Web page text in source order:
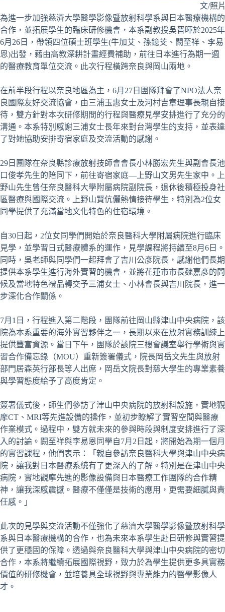
文/照
為進一步加強慈濟大學醫學影像暨放射科學系與日本醫療機構的
合作，並拓展學生的臨床研修機會，本系副教授吳晋暉於2025年
6月26日，帶領四位碩士班學生(牛加艾、孫鐿芠、闕至祥、李易
恩)出發，藉由高教深耕計畫經費補助，前往日本進行為期一週
的醫療教育單位交流。此次行程橫跨奈良與岡山兩地。
在前半段行程以奈良地區為主，6月27日團隊拜會了NPO法人奈
良國際友好交流協會，由三浦玉惠女士及河村吉章理事長親自接
待，雙方針對本次研修期間的行程與醫療見學安排進行了充分的
溝通。本系特別感謝三浦女士長年來對台灣學生的支持，並表達
了對她協助安排寄宿家庭及交流活動的感謝。
29日團隊在奈良縣診療放射技師會會長小林勝宏先生與副會長池
口俊孝先生的陪同下，前往寄宿家庭—上野山文男先生家中。上
野山先生曾任奈良醫科大學附屬病院副院長，退休後積極投身社
區醫療與國際交流。上野山賢伉儷熱情接待學生，特別為2位女
同學提供了充滿當地文化特色的住宿環境。
自30日起，2位女同學們開始於奈良醫科大學附屬病院進行臨床
見學，並學習日式醫療體系的運作，見學課程將持續至8月6日。
同時，吳老師與同學們一起拜會了吉川公彥院長，感謝他們長期
提供本系學生進行海外實習的機會，並將花蓮市市長魏嘉彥的問
候及當地特色禮品轉交予三浦女士、小林會長與吉川院長，進一
步深化合作關係。
7月1日，行程進入第二階段，團隊前往岡山縣津山中央病院，該
院為本系重要的海外實習夥伴之一，長期以來在放射實務訓練上
提供豐富資源。當日下午，團隊於該院三樓會議室舉行學術與實
習合作備忘錄（MOU）重新簽署儀式，院長岡岳文先生與放射
部門居森英行部長等人出席，岡岳文院長對慈大學生的專業素養
與學習態度給予了高度肯定。
簽署儀式後，師生們參訪了津山中央病院的放射科設施，實地觀
摩CT、MRI等先進設備的操作，並初步瞭解了實習空間與醫療
作業模式。過程中，雙方就未來的參與時段與制度安排進行了深
入的討論。闕至祥與李易恩同學自7月2日起，將開始為期一個月
的實習課程，他們表示：「親自參訪奈良醫科大學與津山中央病
院，讓我對日本醫療系統有了更深入的了解。特別是在津山中央
病院，實地觀摩先進的影像設備與日本醫療工作團隊的合作精
神，讓我深感震撼。醫療不僅僅是技術的應用，更需要細膩與責
任感。」
此次的見學與交流活動不僅強化了慈濟大學醫學影像暨放射科學
系與日本醫療機構的合作，也為未來本系學生赴日研修與實習提
供了更穩固的保障。透過與奈良醫科大學與津山中央病院的密切
合作，本系將繼續拓展國際視野，致力於為學生提供更多具實務
價值的研修機會，並培養具全球視野與專業能力的醫學影像人
才。